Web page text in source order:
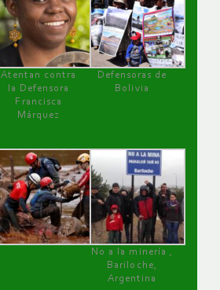
Atentan contra
la Defensora
Francisca
Márquez
Defensoras de
Bolivia
No a la minería ,
Bariloche,
Argentina